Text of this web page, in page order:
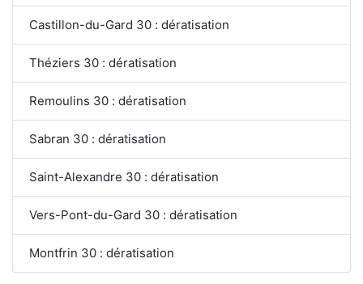
Castillon-du-Gard 30 : dératisation
Théziers 30 : dératisation
Remoulins 30 : dératisation
Sabran 30 : dératisation
Saint-Alexandre 30 : dératisation
Vers-Pont-du-Gard 30 : dératisation
Montfrin 30 : dératisation